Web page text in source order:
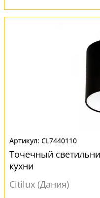
CL7440110
Точечный
кухни
Citilux (Дания)